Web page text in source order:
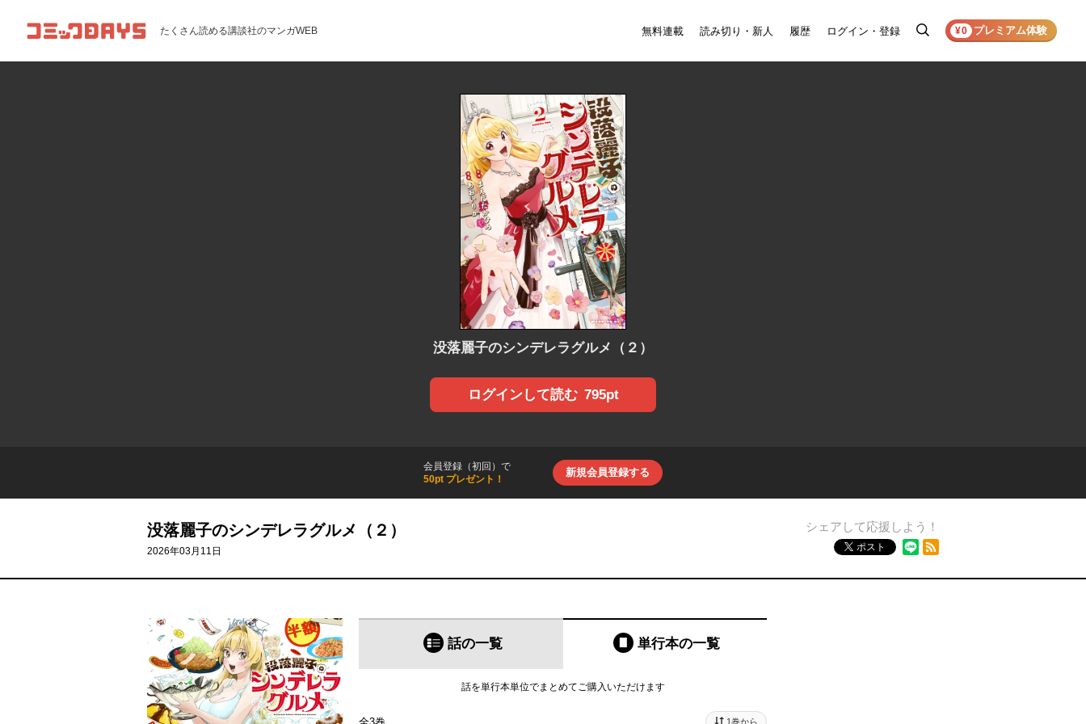
コミックDAYS たくさん読める講談社のマンガWEB 無料連載 読み切り・新人 履歴 ログイン・登録
検
¥0 プレミアム体験
没落麗子のシンデレラグルメ（２）
ログインして読む 795pt
会員登録（初回）で
50pt プレゼント！
新規会員登録する
没落麗子のシンデレラグルメ（２）
2026年03月11日
シェアして応援しよう！
ポスト
話の一覧 単行本の一覧
話を単行本単位でまとめてご購入いただけます
1巻から